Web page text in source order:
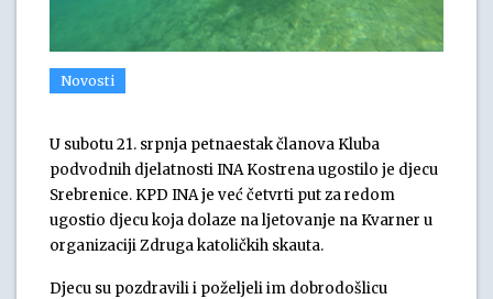
Novosti
U subotu 21. srpnja petnaestak članova Kluba
podvodnih djelatnosti INA Kostrena ugostilo je djecu
Srebrenice. KPD INA je već četvrti put za redom
ugostio djecu koja dolaze na ljetovanje na Kvarner u
organizaciji Zdruga katoličkih skauta.
Djecu su pozdravili i poželjeli im dobrodošlicu